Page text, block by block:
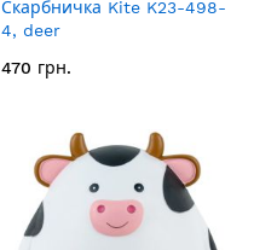
Скарбничка Kite K23-498-
4, deer
470 грн.